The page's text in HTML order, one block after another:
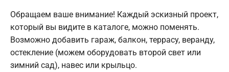
Обращаем ваше внимание! Каждый эскизный проект,
который вы видите в каталоге, можно поменять.
Возможно добавить гараж, балкон, террасу, веранду,
остекление (можем оборудовать второй свет или
зимний сад), навес или крыльцо.